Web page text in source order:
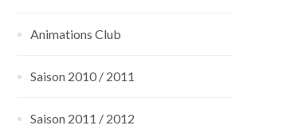
Animations Club
Saison 2010 / 2011
Saison 2011 / 2012